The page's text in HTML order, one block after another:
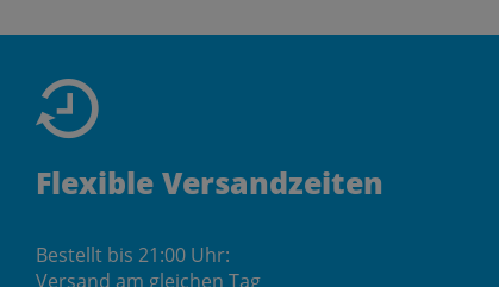
Flexible Versandzeiten
Bestellt bis 21:00 Uhr:
Versand am gleichen Tag